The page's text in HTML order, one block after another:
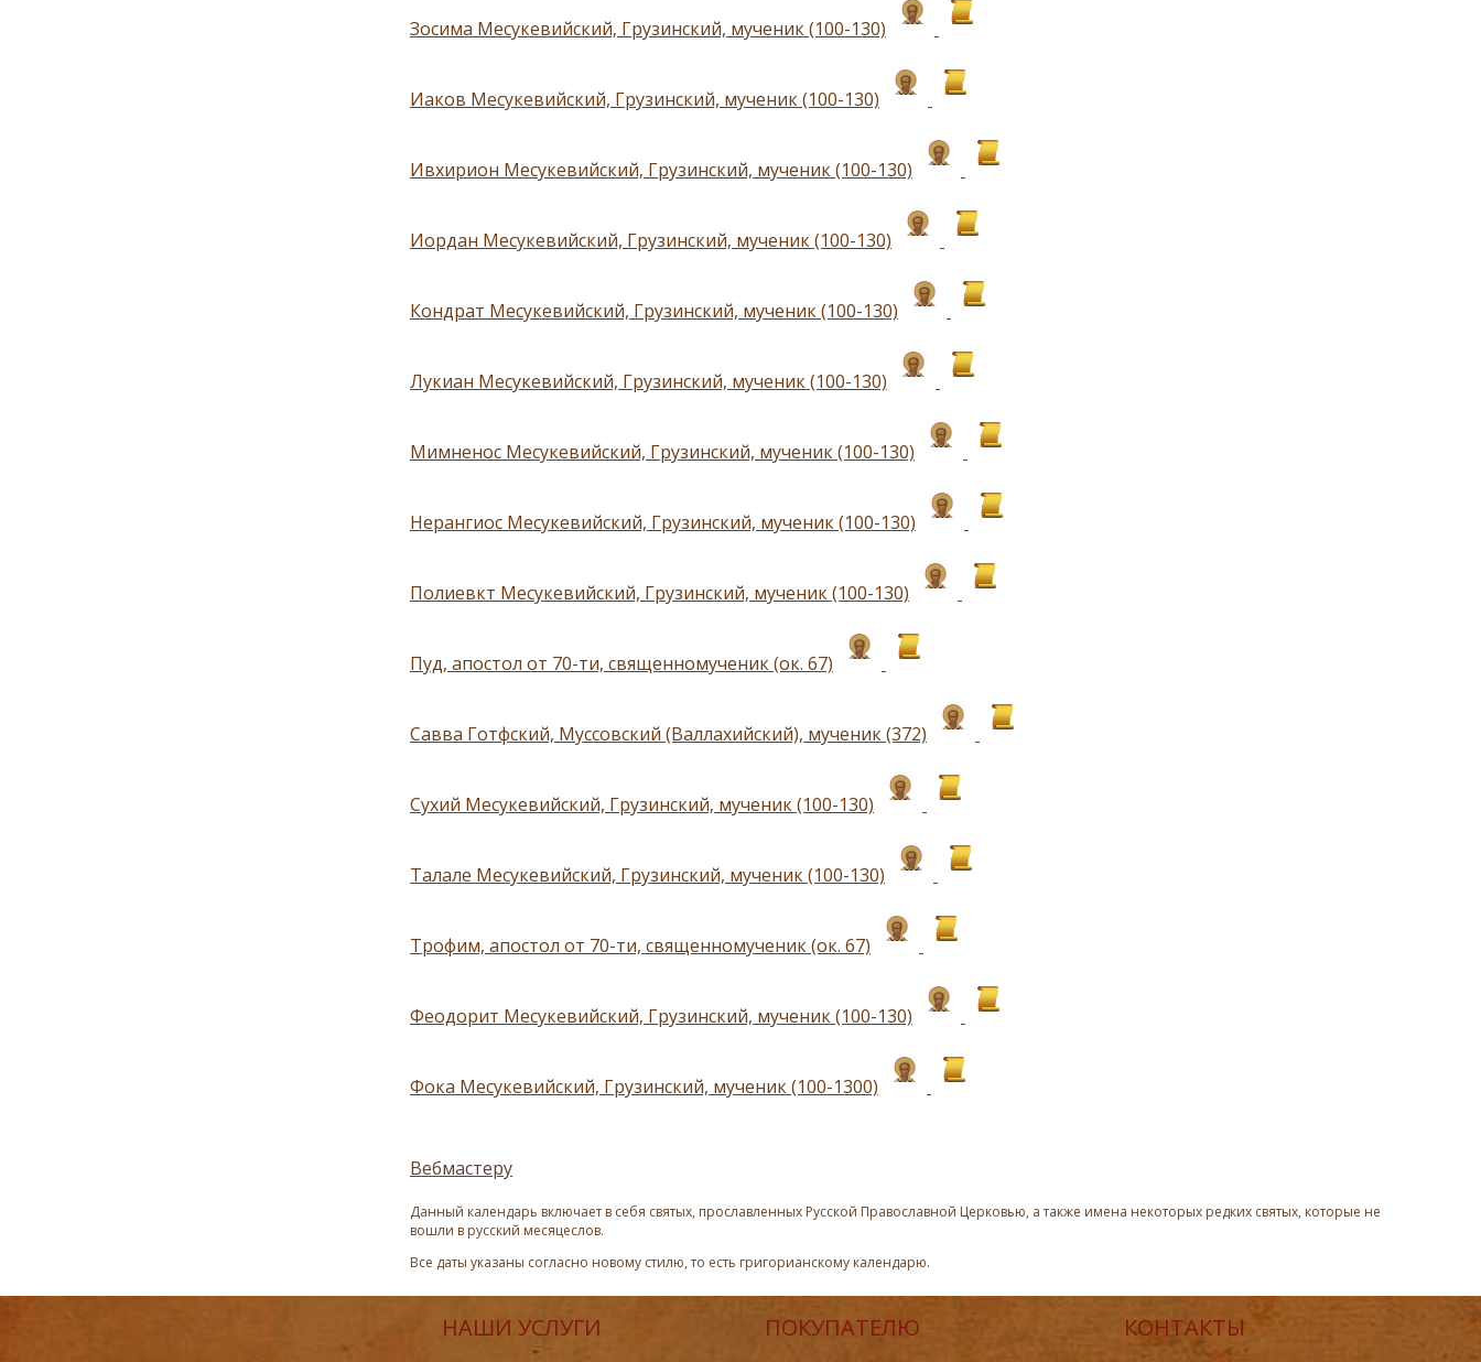
Зосима Месукевийский, Грузинский, мученик (100-130)
Иаков Месукевийский, Грузинский, мученик (100-130)
Ивхирион Месукевийский, Грузинский, мученик (100-130)
Иордан Месукевийский, Грузинский, мученик (100-130)
Кондрат Месукевийский, Грузинский, мученик (100-130)
Лукиан Месукевийский, Грузинский, мученик (100-130)
Мимненос Месукевийский, Грузинский, мученик (100-130)
Нерангиос Месукевийский, Грузинский, мученик (100-130)
Полиевкт Месукевийский, Грузинский, мученик (100-130)
Пуд, апостол от 70-ти, священномученик (ок. 67)
Савва Готфский, Муссовский (Валлахийский), мученик (372)
Сухий Месукевийский, Грузинский, мученик (100-130)
Талале Месукевийский, Грузинский, мученик (100-130)
Трофим, апостол от 70-ти, священномученик (ок. 67)
Феодорит Месукевийский, Грузинский, мученик (100-130)
Фока Месукевийский, Грузинский, мученик (100-1300)
Вебмастеру
Данный календарь включает в себя святых, прославленных Русской Православной Церковью, а также имена некоторых редких святых, которые не
вошли в русский месяцеслов.
Все даты указаны согласно новому стилю, то есть григорианскому календарю.
НАШИ УСЛУГИ ПОКУПАТЕЛЮ КОНТАКТЫ